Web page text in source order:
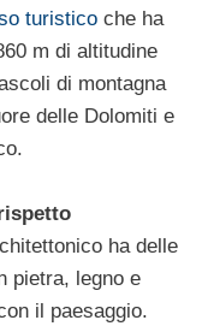
turistico che ha
m di altitudine
di montagna
delle Dolomiti e
ha delle
pietra, legno e
il paesaggio.